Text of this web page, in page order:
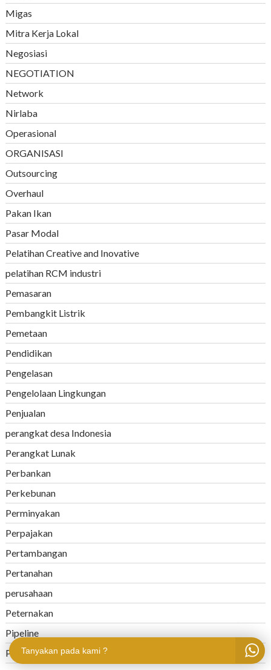
Migas
Mitra Kerja Lokal
Negosiasi
NEGOTIATION
Network
Nirlaba
Operasional
ORGANISASI
Outsourcing
Overhaul
Pakan Ikan
Pasar Modal
Pelatihan Creative and Inovative
pelatihan RCM industri
Pemasaran
Pembangkit Listrik
Pemetaan
Pendidikan
Pengelasan
Pengelolaan Lingkungan
Penjualan
perangkat desa Indonesia
Perangkat Lunak
Perbankan
Perkebunan
Perminyakan
Perpajakan
Pertambangan
Pertanahan
perusahaan
Peternakan
Pipeline
PLTUTanyakan pada kami ?